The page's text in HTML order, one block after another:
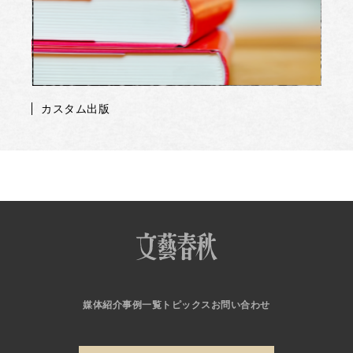
カスタム出版
媒体紹介事例一覧 トピックス お問い合わせ